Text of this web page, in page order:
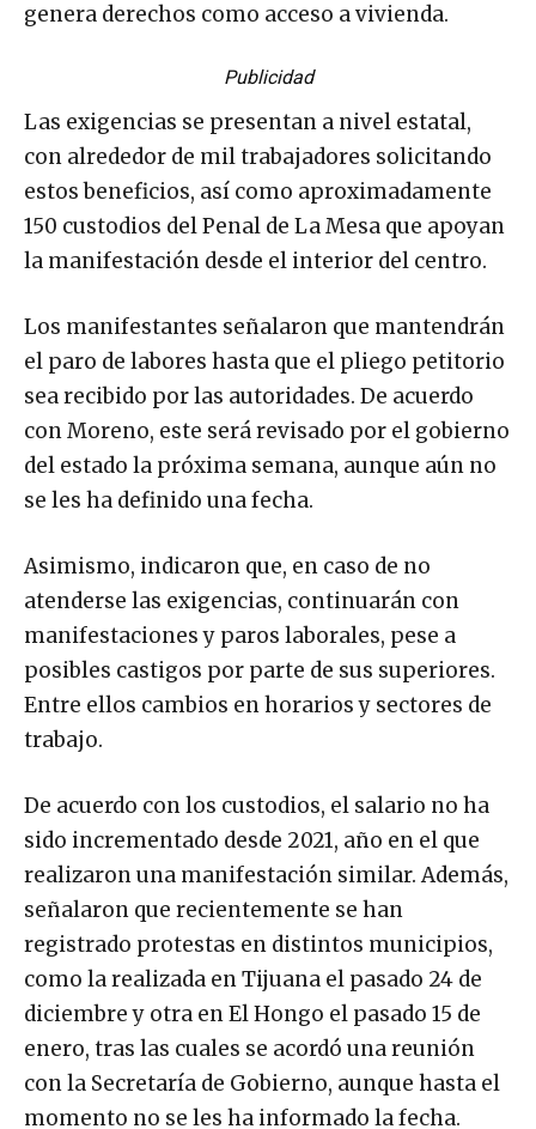
genera derechos como acceso a vivienda.
Publicidad
Las exigencias se presentan a nivel estatal,
con alrededor de mil trabajadores solicitando
estos beneficios, así como aproximadamente
150 custodios del Penal de La Mesa que apoyan
la manifestación desde el interior del centro.
Los manifestantes señalaron que mantendrán
el paro de labores hasta que el pliego petitorio
sea recibido por las autoridades. De acuerdo
con Moreno, este será revisado por el gobierno
del estado la próxima semana, aunque aún no
se les ha definido una fecha.
Asimismo, indicaron que, en caso de no
atenderse las exigencias, continuarán con
manifestaciones y paros laborales, pese a
posibles castigos por parte de sus superiores.
Entre ellos cambios en horarios y sectores de
trabajo.
De acuerdo con los custodios, el salario no ha
sido incrementado desde 2021, año en el que
realizaron una manifestación similar. Además,
señalaron que recientemente se han
registrado protestas en distintos municipios,
como la realizada en Tijuana el pasado 24 de
diciembre y otra en El Hongo el pasado 15 de
enero, tras las cuales se acordó una reunión
con la Secretaría de Gobierno, aunque hasta el
momento no se les ha informado la fecha.